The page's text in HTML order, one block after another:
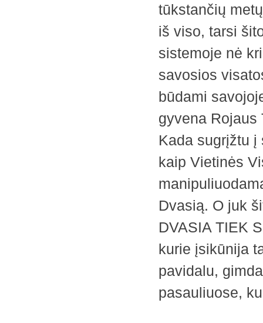
tūkstančių
iš viso, tarsi
sistemoje nė
savosios
būdami
gyvena Rojaus
Kada sugrįžtu
kaip Vietinės
Dvasią. O juk
DVASIA TIEK
kurie įsikūnija
pavidalu,
pasauliuose,